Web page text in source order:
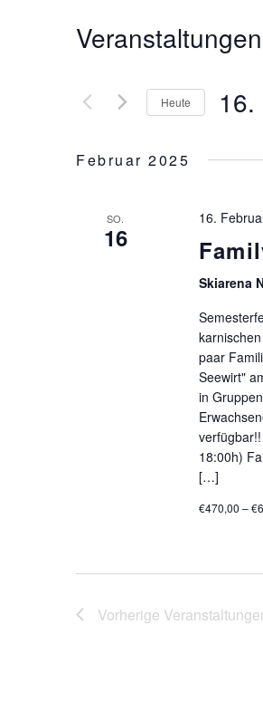
Heute
Februar 2025
SO.
16
16.
Skiarena
paar
Seewirt"
in
18:00h)
[…]
€470,00 –
Vorherige